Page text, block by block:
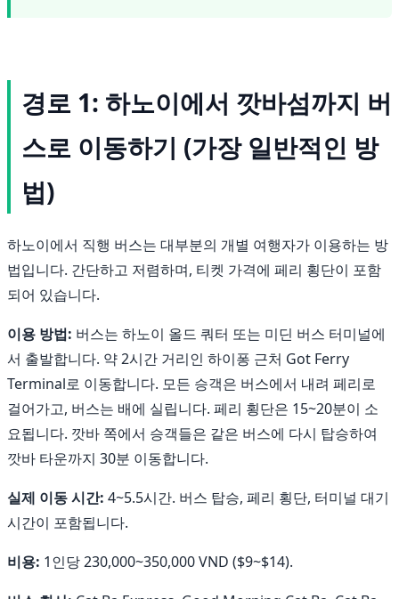
경로 1: 하노이에서 깟바섬까지 버
스로 이동하기 (가장 일반적인 방
법)
하노이에서 직행 버스는 대부분의 개별 여행자가 이용하는 방
법입니다. 간단하고 저렴하며, 티켓 가격에 페리 횡단이 포함
되어 있습니다.
이용 방법: 버스는 하노이 올드 쿼터 또는 미딘 버스 터미널에
서 출발합니다. 약 2시간 거리인 하이퐁 근처 Got Ferry
Terminal로 이동합니다. 모든 승객은 버스에서 내려 페리로
걸어가고, 버스는 배에 실립니다. 페리 횡단은 15~20분이 소
요됩니다. 깟바 쪽에서 승객들은 같은 버스에 다시 탑승하여
깟바 타운까지 30분 이동합니다.
실제 이동 시간: 4~5.5시간. 버스 탑승, 페리 횡단, 터미널 대기
시간이 포함됩니다.
비용: 1인당 230,000~350,000 VND ($9~$14).